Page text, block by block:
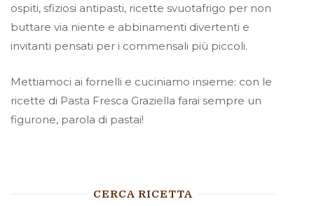
ospiti, sfiziosi antipasti, ricette svuotafrigo per non
buttare via niente e abbinamenti divertenti e
invitanti pensati per i commensali più piccoli.
Mettiamoci ai fornelli e cuciniamo insieme: con le
ricette di Pasta Fresca Graziella farai sempre un
figurone, parola di pastai!
CERCA RICETTA